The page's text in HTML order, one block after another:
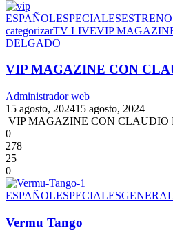
ESPAÑOLESPECIALES
categorizarTV LIVEVIP
DELGADO
VIP MAGAZINE CON
Administrador web
15 agosto, 202415 agosto, 2024
VIP MAGAZINE CON CLAUDIO
0
278
25
0
ESPAÑOLESPECIALESGENERAL
Vermu Tango